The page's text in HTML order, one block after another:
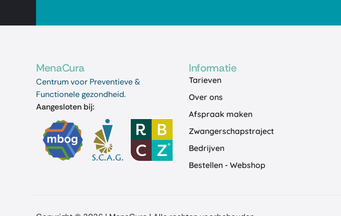
MenaCura
Centrum voor Preventieve &
Functionele gezondheid.
Aangesloten bij:
Informatie
Tarieven
Over ons
Afspraak maken
Zwangerschapstraject
Bedrijven
Bestellen - Webshop